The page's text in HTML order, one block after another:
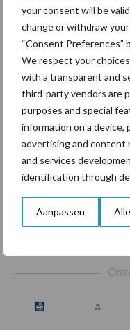
your consent will be
change or withdraw
“Consent
We respect your
with a transparent and
third-party vendors are
purposes and special
information on a device,
advertising and content
and services
identification through
Aanpassen
em
De vraag naar
als in combinatie met een
BV introduceert daarom
Bomech UP een
Footer